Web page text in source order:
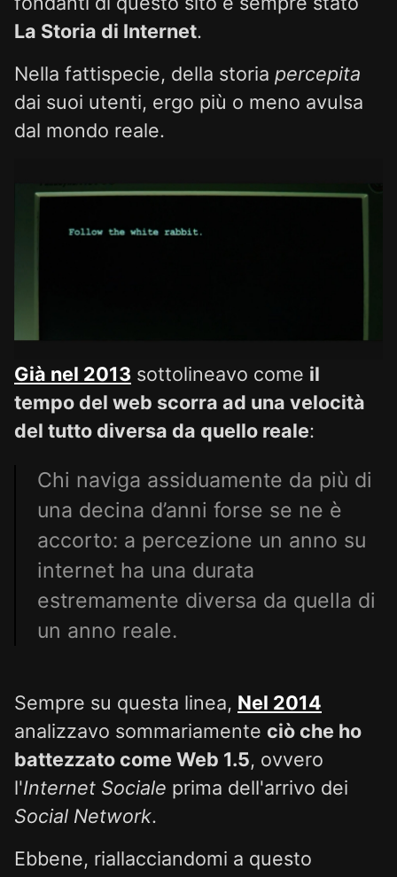
La Storia di Internet.
Nella fattispecie, della storia percepita
dai suoi utenti, ergo più o meno avulsa
dal mondo reale.
Già nel 2013 sottolineavo come il
tempo del web scorra ad una velocità
del tutto diversa da quello reale:
Chi naviga assiduamente da più di
una decina d’anni forse se ne è
accorto: a percezione un anno su
internet ha una durata
estremamente diversa da quella di
un anno reale.
Sempre su questa linea, Nel 2014
analizzavo sommariamente ciò che ho
battezzato come Web 1.5, ovvero
l'Internet Sociale prima dell'arrivo dei
Social Network.
Ebbene, riallacciandomi a questo